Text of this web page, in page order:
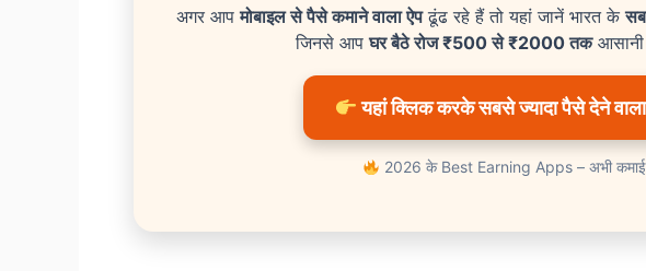
अगर आपमोबाइल से पैसे कमाने वाला ऐपढूंढ रहे हैं तो यहां जानें भारत के
जिनसे आपघर बैठे रोज ₹500 से ₹2000 तक
यहां क्लिक करके सबसे ज्यादा पैसे देने
2026 के Best Earning Apps – अभी